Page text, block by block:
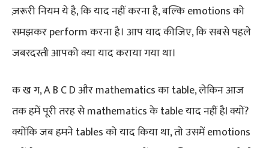
ज़रूरी नियम ये है, कि याद नहीं करना है, बल्कि emotions को
समझकर perform करना है। आप याद कीजिए, कि सबसे पहले
जबरदस्ती आपको क्या याद कराया गया था।
क ख ग, A B C D और mathematics का table, लेकिन आज
तक हमें पूरी तरह से mathematics के table याद नहीं हैI क्यों?
क्योंकि जब हमने tables को याद किया था, तो उसमें emotions